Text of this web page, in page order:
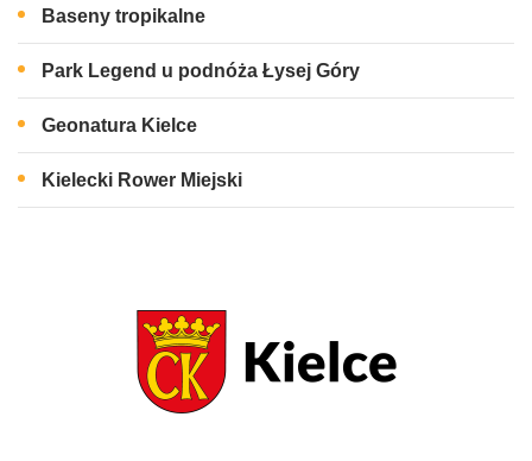
Baseny tropikalne
Park Legend u podnóża Łysej Góry
Geonatura Kielce
Kielecki Rower Miejski